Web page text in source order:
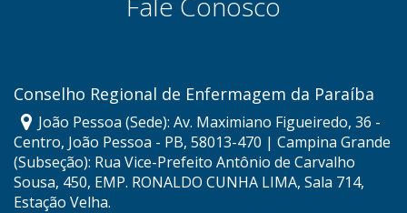
Conselho Regional de Enfermagem da Paraíba
João Pessoa (Sede): Av. Maximiano Figueiredo, 36 -
Centro, João Pessoa - PB, 58013-470 | Campina Grande
(Subseção): Rua Vice-Prefeito Antônio de Carvalho
Sousa, 450, EMP. RONALDO CUNHA LIMA, Sala 714,
Estação Velha.